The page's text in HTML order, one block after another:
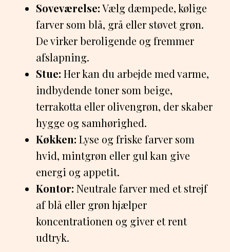
Soveværelse:Vælg dæmpede, kølige
farver som blå, grå eller støvet grøn.
De virker beroligende og fremmer
afslapning.
Stue: Her kan du arbejde med varme,
indbydende toner som beige,
terrakotta eller olivengrøn, der skaber
hygge og samhørighed.
Køkken: Lyse og friske farver som
hvid, mintgrøn eller gul kan give
energi og appetit.
Kontor: Neutrale farver med et strejf
af blå eller grøn hjælper
koncentrationen og giver et rent
udtryk.